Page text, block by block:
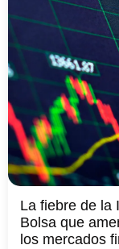
La fiebre de la
Bolsa que
los mercados